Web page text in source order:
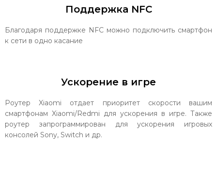
Поддержка NFC
Благодаря поддержке NFC можно подключить смартфон
к сети в одно касание
Ускорение в игре
Роутер Xiaomi отдает приоритет скорости вашим
смартфонам Xiaomi/Redmi для ускорения в игре. Также
роутер запрограммирован для ускорения игровых
консолей Sony, Switch и др.